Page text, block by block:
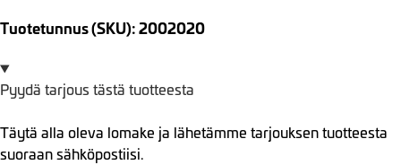
Tuotetunnus (SKU): 2002020
Pyydä tarjous tästä tuotteesta
Täytä alla oleva lomake ja lähetämme tarjouksen tuotteesta
suoraan sähköpostiisi.